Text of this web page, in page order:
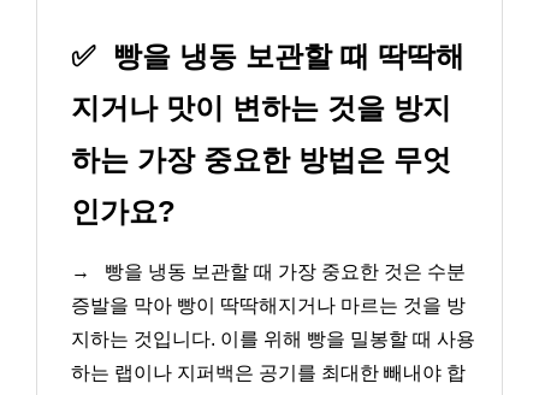
✅
빵을 냉동 보관할 때 딱딱해
지거나 맛이 변하는 것을 방지
하는 가장 중요한 방법은 무엇
인가요?
→
빵을 냉동 보관할 때 가장 중요한 것은 수분
증발을 막아 빵이 딱딱해지거나 마르는 것을 방
지하는 것입니다. 이를 위해 빵을 밀봉할 때 사용
하는 랩이나 지퍼백은 공기를 최대한 빼내야 합